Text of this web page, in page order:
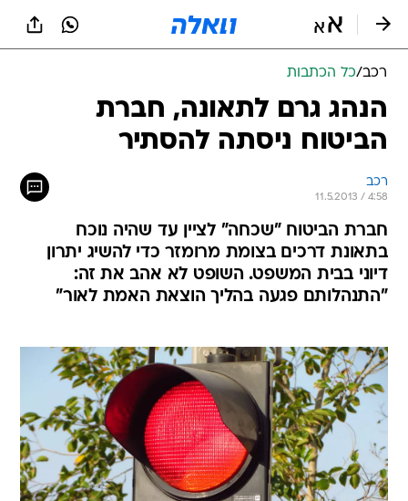
רכב/כל הכתבות
הנהג גרם לתאונה, חברת
הביטוח ניסתה להסתיר
רכב
11.5.2013 / 4:58
חברת הביטוח "שכחה" לציין עד שהיה נוכח
בתאונת דרכים בצומת מרומזר כדי להשיג יתרון
דיוני בבית המשפט. השופט לא אהב את זה:
"התנהלותם פגעה בהליך הוצאת האמת לאור"